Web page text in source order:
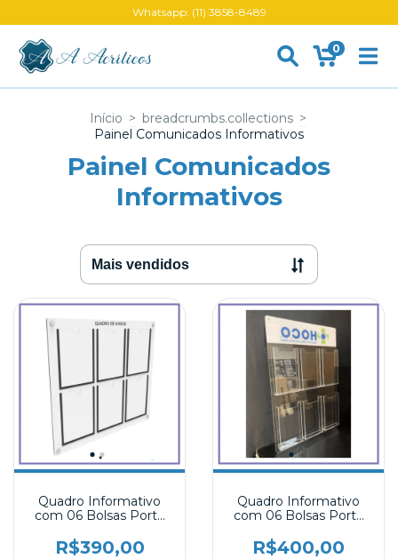
Whatsapp: (11) 3858-8489
0
Início > breadcrumbs.collections >
Painel Comunicados Informativos
Painel Comunicados
Informativos
Quadro Informativo
com 06 Bolsas Porta
R$390,00
Quadro Informativo
com 06 Bolsas Porta
R$400,00